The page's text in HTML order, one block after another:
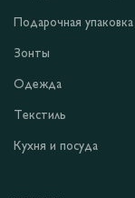
Подарочная упаковка
Зонты
Одежда
Текстиль
Кухня и посуда